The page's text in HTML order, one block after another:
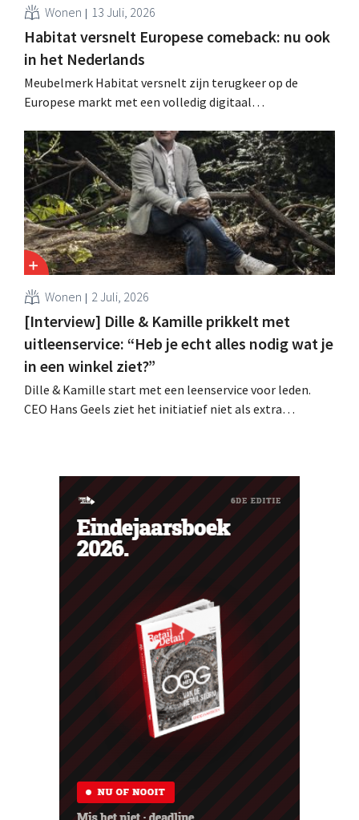
Wonen 13 Juli, 2026
Habitat versnelt Europese comeback: nu ook
in het Nederlands
Meubelmerk Habitat versnelt zijn terugkeer op de
Europese markt met een volledig digitaal
unique groeit het merk opnieuw en mikt het op
aanwezigheid in veertien Europese landen.
Wonen 2 Juli, 2026
[Interview] Dille & Kamille prikkelt met
uitleenservice: “Heb je echt alles nodig wat je
in een winkel ziet?”
Dille & Kamille start met een leenservice voor leden.
CEO Hans Geels ziet het initiatief niet als extra